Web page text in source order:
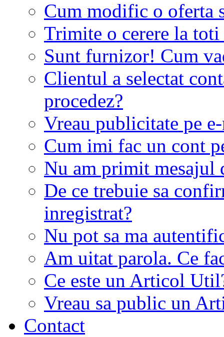
Cum modific o oferta
Trimite o cerere la
Sunt furnizor! Cum
Clientul a selectat
procedez?
Vreau publicitate pe
Cum imi fac un cont
Nu am primit mesajul
De ce trebuie sa
inregistrat?
Nu pot sa ma
Am uitat parola. Ce
Ce este un Articol
Vreau sa public un
Contact